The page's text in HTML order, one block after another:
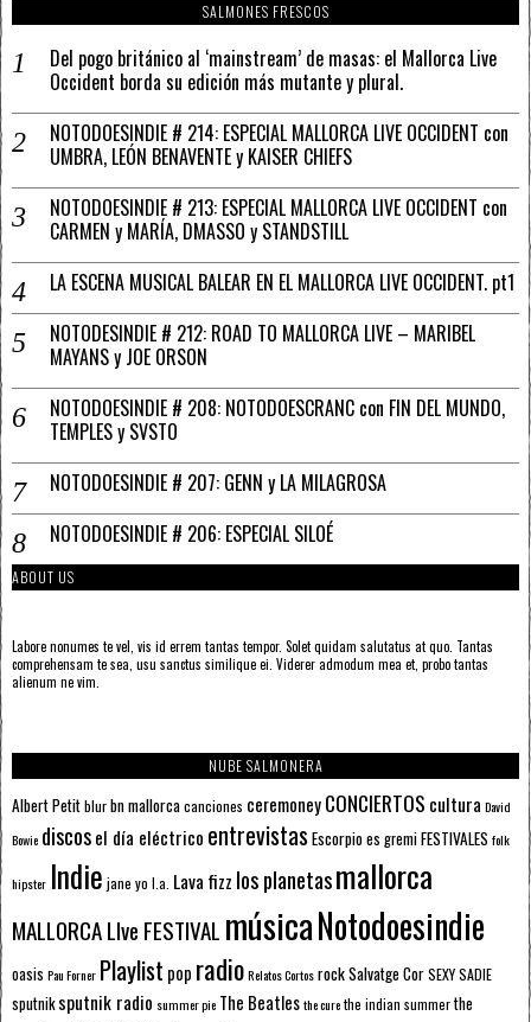
SALMONES FRESCOS
Del pogo británico al ‘mainstream’ de masas: el Mallorca Live
Occident borda su edición más mutante y plural.
NOTODOESINDIE # 214: ESPECIAL MALLORCA LIVE OCCIDENT con
UMBRA, LEÓN BENAVENTE y KAISER CHIEFS
NOTODOESINDIE # 213: ESPECIAL MALLORCA LIVE OCCIDENT con
CARMEN y MARÍA, DMASSO y STANDSTILL
LA ESCENA MUSICAL BALEAR EN EL MALLORCA LIVE OCCIDENT. pt1
NOTODESINDIE # 212: ROAD TO MALLORCA LIVE – MARIBEL
MAYANS y JOE ORSON
NOTODOESINDIE # 208: NOTODOESCRANC con FIN DEL MUNDO,
TEMPLES y SVSTO
NOTODOESINDIE # 207: GENN y LA MILAGROSA
NOTODOESINDIE # 206: ESPECIAL SILOÉ
ABOUT US
Labore nonumes te vel, vis id errem tantas tempor. Solet quidam salutatus at quo. Tantas
comprehensam te sea, usu sanctus similique ei. Viderer admodum mea et, probo tantas
alienum ne vim.
NUBE SALMONERA
Albert Petitblurbn mallorcacanciones ceremoneyCONCIERTOS cultura David
Bowie discosel día eléctrico entrevistas Escorpioes gremiFESTIVALES folk
hipster Indie jane yo l.a. Lava fizz los planetasmallorca
MALLORCA LIve FESTIVAL músicaNotodoesindie
oasis Pau Forner Playlist pop radioRelatos CortosrockSalvatge CorSEXY SADIE
sputnik sputnik radio summer pie The Beatlesthe curethe indian summerthe